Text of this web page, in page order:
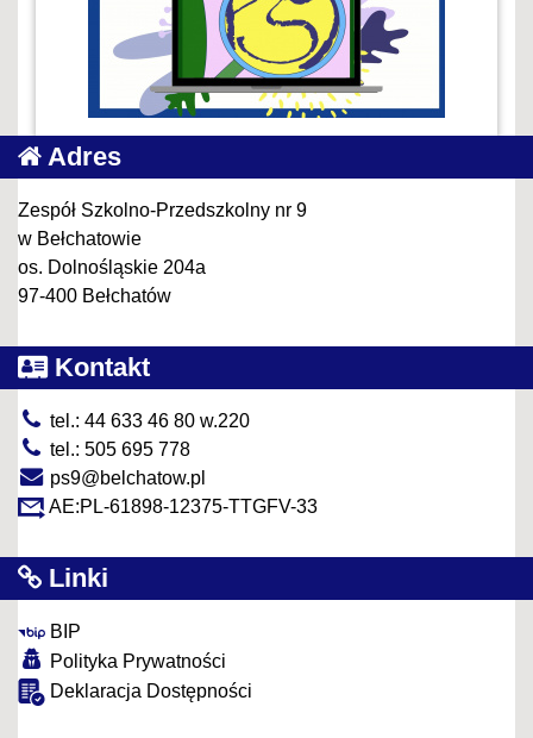
Adres
Zespół Szkolno-Przedszkolny nr 9
w Bełchatowie
os. Dolnośląskie 204a
97-400 Bełchatów
Kontakt
tel.: 44 633 46 80 w.220
tel.: 505 695 778
ps9@belchatow.pl
AE:PL-61898-12375-TTGFV-33
Linki
BIP
Polityka Prywatności
Deklaracja Dostępności